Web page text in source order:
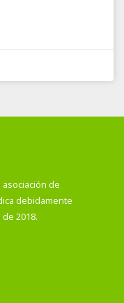
asociación de
debidamente
2018.